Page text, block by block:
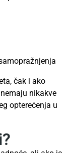
čak i ako
nikakve
opterećenja u